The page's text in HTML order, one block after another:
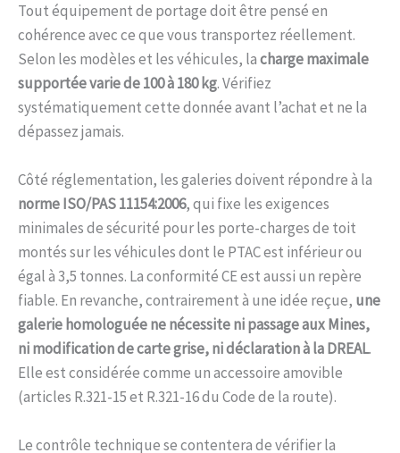
Tout équipement de portage doit être pensé en
cohérence avec ce que vous transportez réellement.
Selon les modèles et les véhicules, lacharge maximale
supportée varie de 100 à 180 kg. Vérifiez
systématiquement cette donnée avant l’achat et ne la
dépassez jamais.
Côté réglementation, les galeries doivent répondre à la
norme ISO/PAS 11154:2006, qui fixe les exigences
minimales de sécurité pour les porte-charges de toit
montés sur les véhicules dont le PTAC est inférieur ou
égal à 3,5 tonnes. La conformité CE est aussi un repère
fiable. En revanche, contrairement à une idée reçue, une
galerie homologuée ne nécessite ni passage aux Mines,
ni modification de carte grise, ni déclaration à la DREAL.
Elle est considérée comme un accessoire amovible
(articles R.321-15 et R.321-16 du Code de la route).
Le contrôle technique se contentera de vérifier la